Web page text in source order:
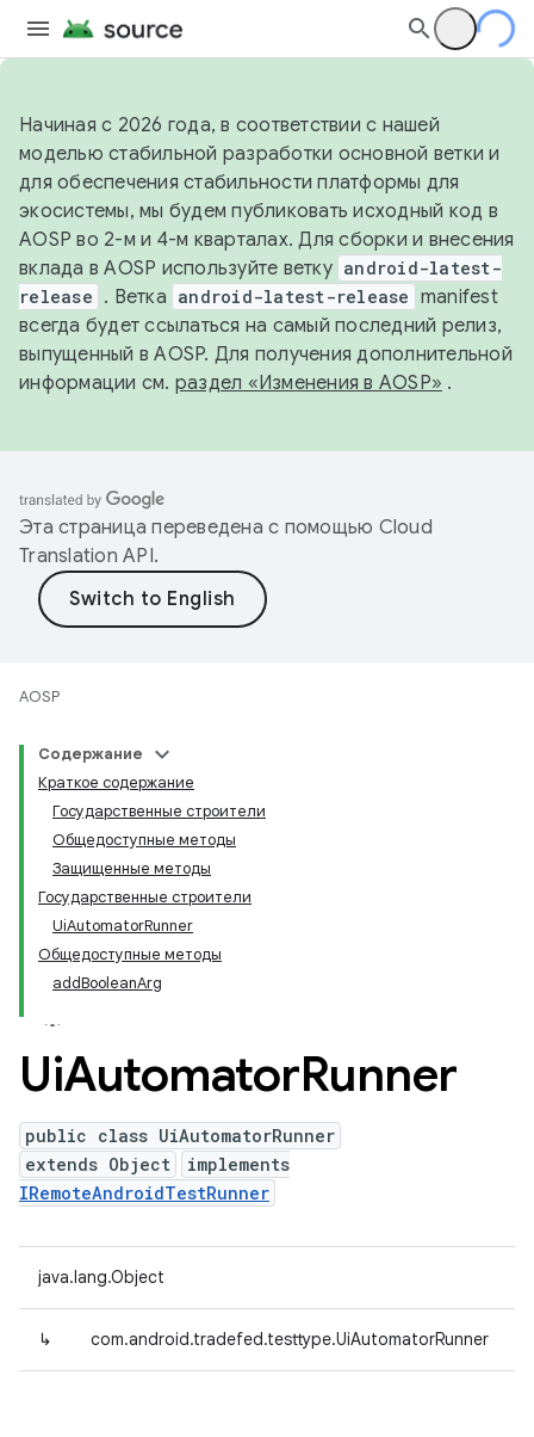
Начиная с 2026 года, в соответствии с нашей
моделью стабильной разработки основной ветки и
для обеспечения стабильности платформы для
экосистемы, мы будем публиковать исходный код в
AOSP во 2-м и 4-м кварталах. Для сборки и внесения
вклада в AOSP используйте ветку android-latest-
release . Ветка android-latest-release manifest
всегда будет ссылаться на самый последний релиз,
выпущенный в AOSP. Для получения дополнительной
информации см. раздел «Изменения в AOSP» .
Эта страница переведена с помощью Cloud
Translation API.
AOSP
Содержание
Краткое содержание
Государственные строители
Общедоступные методы
Защищенные методы
Государственные строители
UiAutomatorRunner
Общедоступные методы
addBooleanArg
UiAutomatorRunner
public class UiAutomatorRunner
extends Object
implements
IRemoteAndroidTestRunner
java.lang.Object
↳ com.android.tradefed.testtype.UiAutomatorRunner